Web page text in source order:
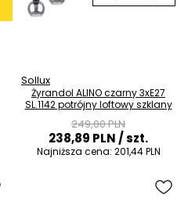
Sollux
Żyrandol ALINO czarny 3xE27
SL.1142 potrójny loftowy szklany
249,00 PLN
238,89 PLN/ szt.
Najniższa cena: 201,44 PLN